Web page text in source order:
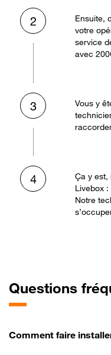
2
Ensuite,
votre
service
avec
3
Vous y
4
Ça y est,
Livebox
Notre
Questions
Comment faire